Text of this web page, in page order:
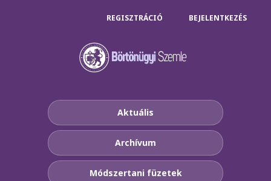
Aktuális
Archívum
Módszertani füzetek
REGISZTRÁCIÓ BEJELENTKEZÉS